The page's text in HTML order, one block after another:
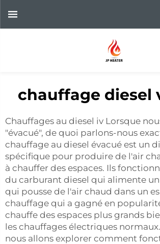
chauffage diesel
Chauffages au diesel iv Lorsque
"évacué", de quoi parlons-nous
chauffage au diesel évacué est un
spécifique pour produire de l'air
à chauffer des espaces. Ils
du carburant diesel qui alimente
qui pousse de l'air chaud dans un
chauffage qui a gagné en
chauffe des espaces plus grands
les chauffages électriques
nous allons explorer comment